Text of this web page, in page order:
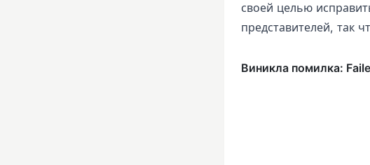
своей целью
представителей, так